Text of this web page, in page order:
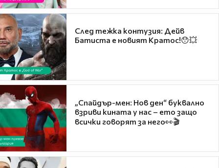
След тежка контузия: Дейв
Батиста е новият Кратос!😯💥
„Спайдър-мен: Нов ден“ буквално
взриви кината у нас – ето защо
всички говорят за него👀🎬